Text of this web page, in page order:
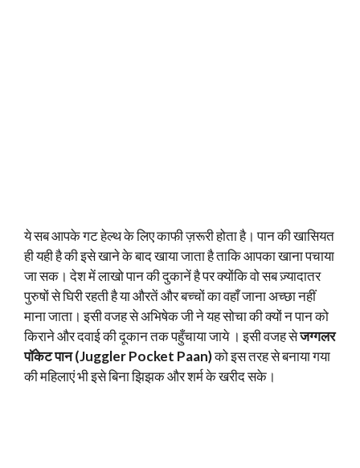
ये सब आपके गट हेल्थ के लिए काफी ज़रूरी होता है। पान की खासियत
ही यही है की इसे खाने के बाद खाया जाता है ताकि आपका खाना पचाया
जा सक। देश में लाखो पान की दुकानें है पर क्योंकि वो सब ज़्यादातर
पुरुषों से घिरी रहती है या औरतें और बच्चों का वहाँ जाना अच्छा नहीं
माना जाता। इसी वजह से अभिषेक जी ने यह सोचा की क्यों न पान को
किराने और दवाई की दूकान तक पहुँचाया जाये । इसी वजह सेजग्गलर
पॉकेट पान (Juggler Pocket Paan)को इस तरह से बनाया गया
की महिलाएं भी इसे बिना झिझक और शर्म के खरीद सके।